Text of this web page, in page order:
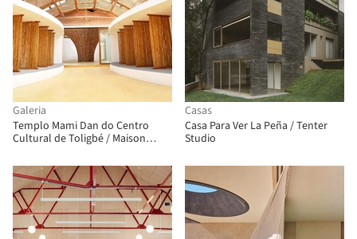
Galeria
Templo Mami Dan do Centro
Cultural de Toligbé / Maison
Casas
Casa Para Ver La Peña / Tenter
Studio